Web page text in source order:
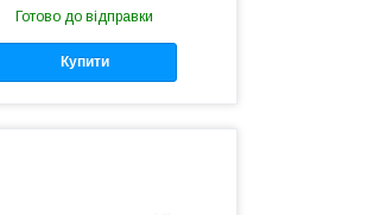
Готово до відправки
Купити